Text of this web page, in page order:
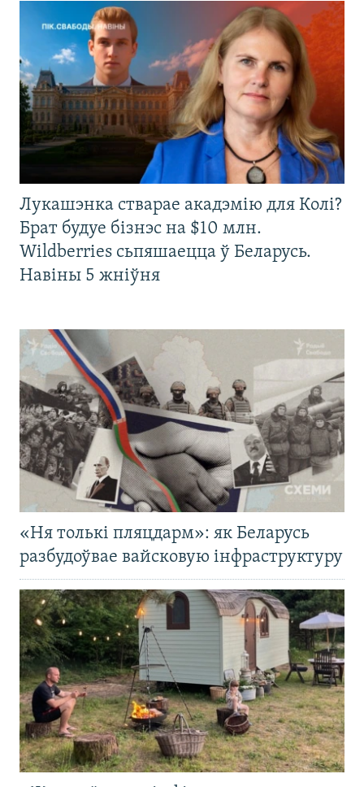
Лукашэнка стварае акадэмію для Колі?
Брат будуе бізнэс на $10 млн.
Wildberries сьпяшаецца ў Беларусь.
Навіны 5 жніўня
«Ня толькі пляцдарм»: як Беларусь
разбудоўвае вайсковую інфраструктуру